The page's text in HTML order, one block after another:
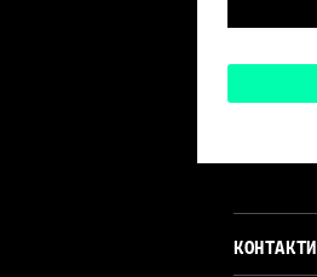
КОНТАКТИ